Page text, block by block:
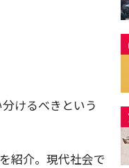
けるべきという
紹介。現代社会で